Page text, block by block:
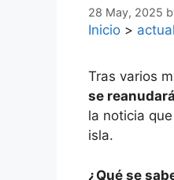
28 May, 2025
Inicio >
Tras varios
se
la noticia
isla.
¿Qué se